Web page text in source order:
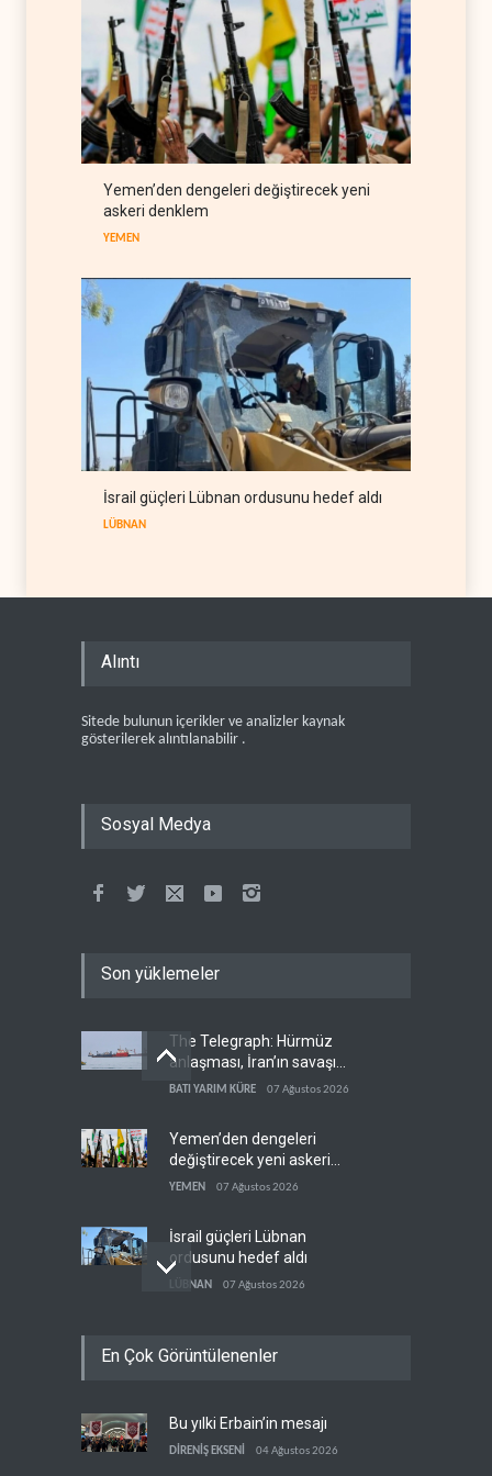
bitebilir, ABD silah stokları
zorlanıyor
BATI YARIM KÜRE 07 Ağustos 2026
İsrail ordusunda helikopter
krizi
İSRAİL 07 Ağustos 2026
yerine askeri üs projesi
Yemen’den dengeleri değiştirecek yeni
askeri denklem
YEMEN
İsrail güçleri Lübnan ordusunu hedef aldı
LÜBNAN
Alıntı
Sitede bulunun içerikler ve analizler kaynak
gösterilerek alıntılanabilir .
Sosyal Medya
Son yüklemeler
The Telegraph: Hürmüz
anlaşması, İran’ın savaşı
kazandığını gösteriyor
BATI YARIM KÜRE 07 Ağustos 2026
Yemen’den dengeleri
değiştirecek yeni askeri
denklem
YEMEN 07 Ağustos 2026
İsrail güçleri Lübnan
ordusunu hedef aldı
LÜBNAN 07 Ağustos 2026
Ortadoğu'dan elini çekmeli
Suudi Arabistan, Türkiye ve
Pakistan ortak savunma
En Çok Görüntülenenler
Bu yılki Erbain’in mesajı
DİRENİŞ EKSENİ 04 Ağustos 2026